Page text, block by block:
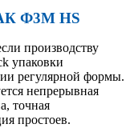
Ф3М HS
производству
упаковки
регулярной формы.
непрерывная
точная
простоев.